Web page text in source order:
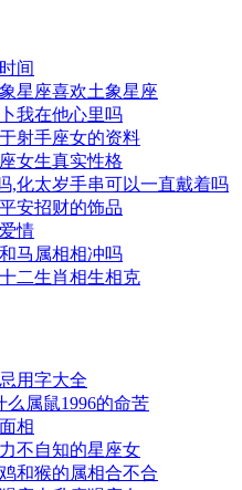
间
星座喜欢土象星座
我在他心里吗
射手座女的资料
女生真实性格
,化太岁手串可以一直戴着吗
安招财的饰品
情
马属相相冲吗
二生肖相生相克
用字大全
属鼠1996的命苦
相
不自知的星座女
和猴的属相合不合